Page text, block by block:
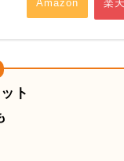
Amazon 楽
ト